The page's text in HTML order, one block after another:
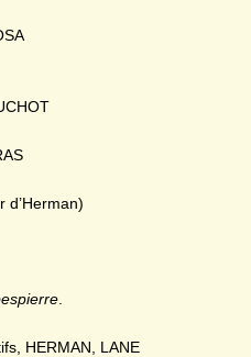
d’Herman)
HERMAN, LANE